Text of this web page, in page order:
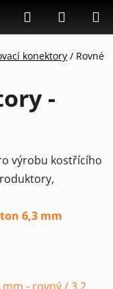
Hledat
KOŠÍK
konektory / Rovné
-
výrobu kostřícího
6,3 mm